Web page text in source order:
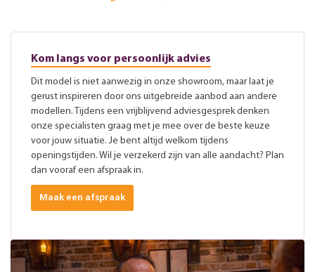
Kom langs voor persoonlijk advies
Dit model is niet aanwezig in onze showroom, maar laat je
gerust inspireren door ons uitgebreide aanbod aan andere
modellen. Tijdens een vrijblijvend adviesgesprek denken
onze specialisten graag met je mee over de beste keuze
voor jouw situatie. Je bent altijd welkom tijdens
openingstijden. Wil je verzekerd zijn van alle aandacht? Plan
dan vooraf een afspraak in.
Maak een afspraak